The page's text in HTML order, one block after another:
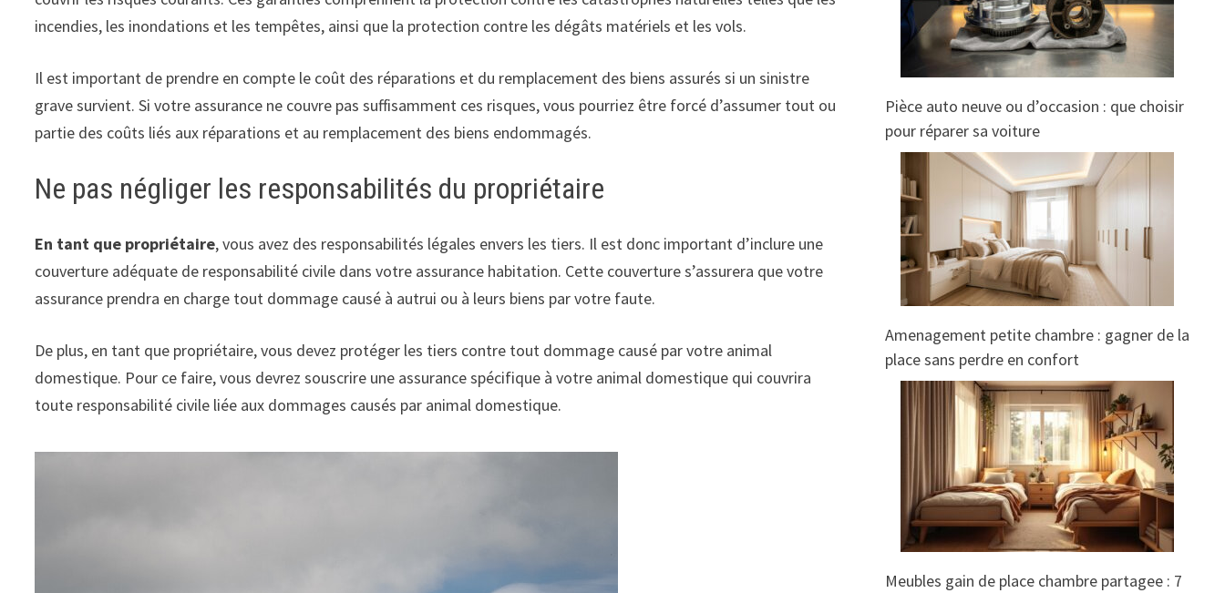
incendies, les inondations et les tempêtes, ainsi que la protection contre les dégâts matériels et les vols.
Il est important de prendre en compte le coût des réparations et du remplacement des biens assurés si un sinistre
grave survient. Si votre assurance ne couvre pas suffisamment ces risques, vous pourriez être forcé d’assumer tout ou
partie des coûts liés aux réparations et au remplacement des biens endommagés.
Ne pas négliger les responsabilités du propriétaire
En tant que propriétaire, vous avez des responsabilités légales envers les tiers. Il est donc important d’inclure une
couverture adéquate de responsabilité civile dans votre assurance habitation. Cette couverture s’assurera que votre
assurance prendra en charge tout dommage causé à autrui ou à leurs biens par votre faute.
De plus, en tant que propriétaire, vous devez protéger les tiers contre tout dommage causé par votre animal
domestique. Pour ce faire, vous devrez souscrire une assurance spécifique à votre animal domestique qui couvrira
toute responsabilité civile liée aux dommages causés par animal domestique.
Pièce auto neuve ou d’occasion : que choisir
pour réparer sa voiture
Amenagement petite chambre : gagner de la
place sans perdre en confort
Meubles gain de place chambre partagee : 7